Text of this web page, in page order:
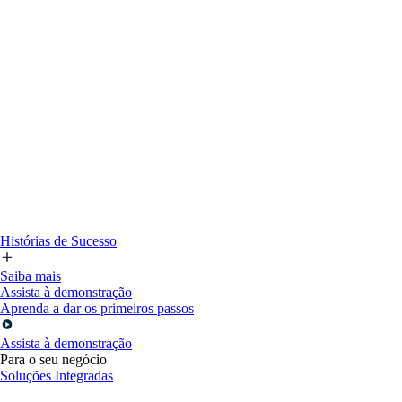
Histórias de Sucesso
Saiba mais
Assista à demonstração
Aprenda a dar os primeiros passos
Assista à demonstração
Para o seu negócio
Soluções Integradas